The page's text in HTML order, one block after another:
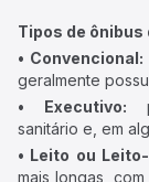
Tipos de
• Convencional:
geralmente
• Executivo:
sanitário e, em
• Leito ou
mais longas,